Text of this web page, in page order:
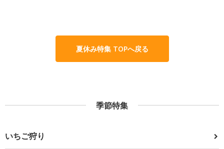
夏休み特集 TOPへ戻る
季節特集
いちご狩り